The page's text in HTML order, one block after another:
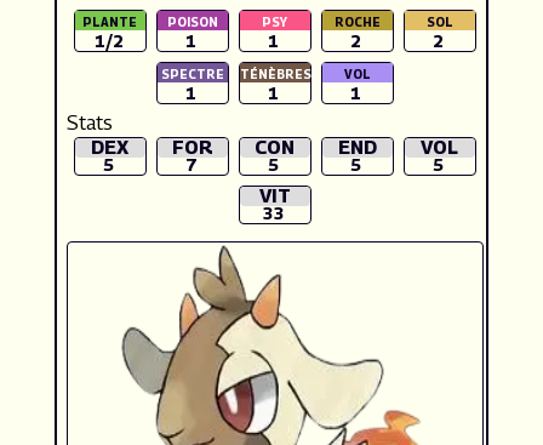
1/2 1 1 2 2
1 1 1
Stats
DEX
5
FOR
7
CON
5
END
5
VOL
5
VIT
33